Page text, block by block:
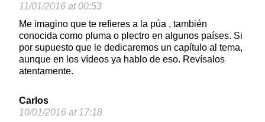
11/01/2016 at 00:53
Me imagino que te refieres a la púa , también
conocida como pluma o plectro en algunos países. Si
por supuesto que le dedicaremos un capítulo al tema,
aunque en los vídeos ya hablo de eso. Revísalos
atentamente.
Carlos
10/01/2016 at 17:18